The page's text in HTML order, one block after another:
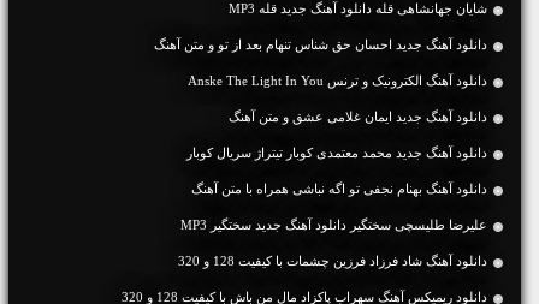
شایان جهانشاهی قله دانلود آهنگ جدید قله MP3
دانلود آهنگ جديد احسان حق شناس تنهام بعد از تو و متن آهنگ
دانلود آهنگ الکترونیک و ترنس Anske The Light In You
دانلود آهنگ جديد ایمان غلامی عشق و متن آهنگ
دانلود آهنگ جدید محمد معتمدی کوبار تیتراژ سریال کوبار
دانلود آهنگ بهنام نجفی تو اگه نباشی همراه با متن آهنگ
علیرضا طلیسچی سختگیر دانلود آهنگ جدید سختگیر MP3
دانلود آهنگ شاد فرزاد فرزین چشمات با کیفیت 128 و 320
دانلود ریمیکس آهنگ سهراب پاکزاد مال من باش با کیفیت 128 و 320